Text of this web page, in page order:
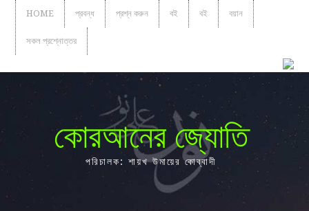
HOME প্রবন্ধ প্রশ্ন করুন বই বই বয়ান
সকল প্রশ্নোত্তর
কোরআনের জ্যোতি
পরিচালক: শায়খ উমায়ের কোব্বাদী